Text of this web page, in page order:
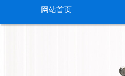
网站首页